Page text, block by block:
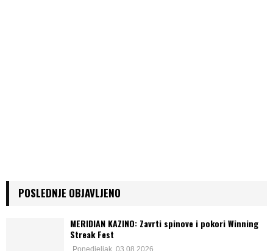
POSLEDNJE OBJAVLJENO
MERIDIAN KAZINO: Zavrti spinove i pokori Winning
Streak Fest
Ponedjeljak, 03.08.2026.